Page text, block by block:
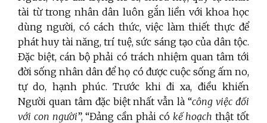
tài từ trong nhân dân luôn gắn liền với khoa học
dùng người, có cách thức, việc làm thiết thực để
phát huy tài năng, trí tuệ, sức sáng tạo của dân tộc.
Đặc biệt, cán bộ phải có trách nhiệm quan tâm tới
đời sống nhân dân để họ có được cuộc sống ấm no,
tự do, hạnh phúc. Trước khi đi xa, điều khiến
Người quan tâm đặc biệt nhất vẫn là “công việc đối
với con người”, “Đảng cần phải có kế hoạch thật tốt